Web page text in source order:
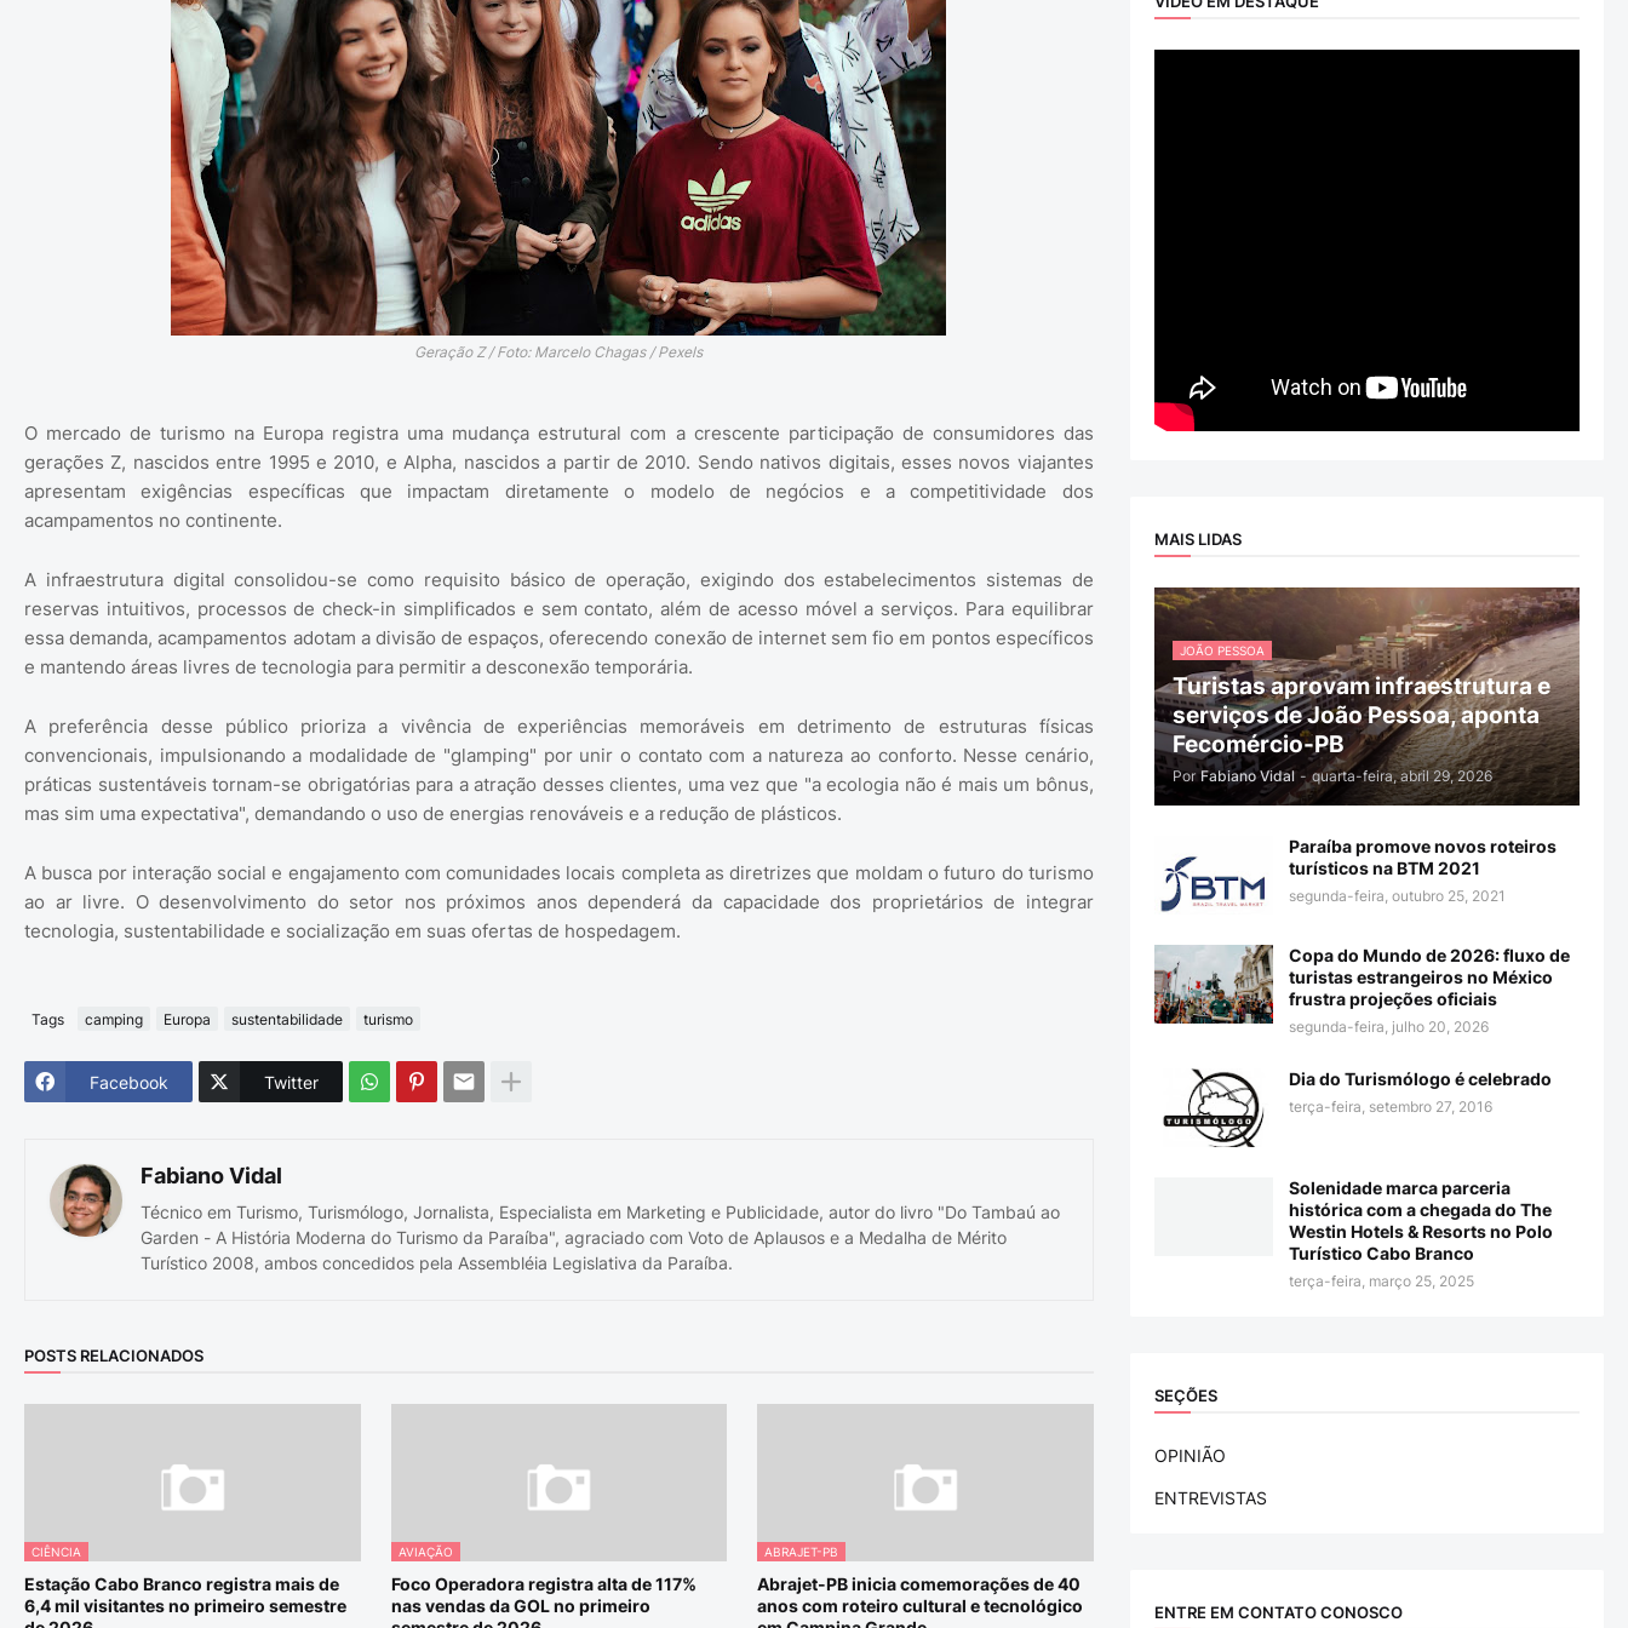
Geração Z / Foto: Marcelo Chagas / Pexels
O mercado de turismo na Europa registra uma mudança estrutural com a crescente participação de consumidores das
gerações Z, nascidos entre 1995 e 2010, e Alpha, nascidos a partir de 2010. Sendo nativos digitais, esses novos viajantes
apresentam exigências específicas que impactam diretamente o modelo de negócios e a competitividade dos
acampamentos no continente.
A infraestrutura digital consolidou-se como requisito básico de operação, exigindo dos estabelecimentos sistemas de
reservas intuitivos, processos de check-in simplificados e sem contato, além de acesso móvel a serviços. Para equilibrar
essa demanda, acampamentos adotam a divisão de espaços, oferecendo conexão de internet sem fio em pontos específicos
e mantendo áreas livres de tecnologia para permitir a desconexão temporária.
A preferência desse público prioriza a vivência de experiências memoráveis em detrimento de estruturas físicas
convencionais, impulsionando a modalidade de "glamping" por unir o contato com a natureza ao conforto. Nesse cenário,
práticas sustentáveis tornam-se obrigatórias para a atração desses clientes, uma vez que "a ecologia não é mais um bônus,
mas sim uma expectativa", demandando o uso de energias renováveis e a redução de plásticos.
A busca por interação social e engajamento com comunidades locais completa as diretrizes que moldam o futuro do turismo
ao ar livre. O desenvolvimento do setor nos próximos anos dependerá da capacidade dos proprietários de integrar
tecnologia, sustentabilidade e socialização em suas ofertas de hospedagem.
Tags camping Europa sustentabilidade turismo
Facebook Twitter
Fabiano Vidal
Técnico em Turismo, Turismólogo, Jornalista, Especialista em Marketing e Publicidade, autor do livro "Do Tambaú ao
Garden - A História Moderna do Turismo da Paraíba", agraciado com Voto de Aplausos e a Medalha de Mérito
Turístico 2008, ambos concedidos pela Assembléia Legislativa da Paraíba.
POSTS RELACIONADOS
CIÊNCIA
Estação Cabo Branco registra mais de
6,4 mil visitantes no primeiro semestre
AVIAÇÃO
Foco Operadora registra alta de 117%
nas vendas da GOL no primeiro
ABRAJET-PB
Abrajet-PB inicia comemorações de 40
anos com roteiro cultural e tecnológico
MAIS LIDAS
JOÃO PESSOA
Turistas aprovam infraestrutura e
serviços de João Pessoa, aponta
Fecomércio-PB
Por Fabiano Vidal - quarta-feira, abril 29, 2026
Paraíba promove novos roteiros
turísticos na BTM 2021
segunda-feira, outubro 25, 2021
Copa do Mundo de 2026: fluxo de
turistas estrangeiros no México
frustra projeções oficiais
segunda-feira, julho 20, 2026
Dia do Turismólogo é celebrado
terça-feira, setembro 27, 2016
Solenidade marca parceria
histórica com a chegada do The
Westin Hotels & Resorts no Polo
Turístico Cabo Branco
terça-feira, março 25, 2025
SEÇÕES
OPINIÃO
ENTREVISTAS
ENTRE EM CONTATO CONOSCO